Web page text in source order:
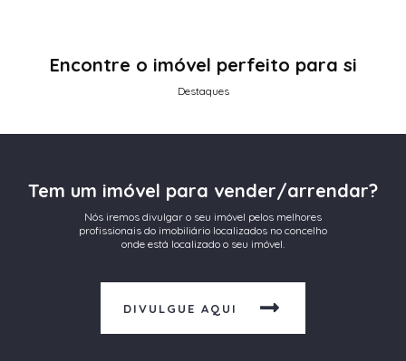
Encontre o imóvel perfeito para si
Destaques
Tem um imóvel para vender/arrendar?
Nós iremos divulgar o seu imóvel pelos melhores
profissionais do imobiliário localizados no concelho
onde está localizado o seu imóvel.
DIVULGUE AQUI